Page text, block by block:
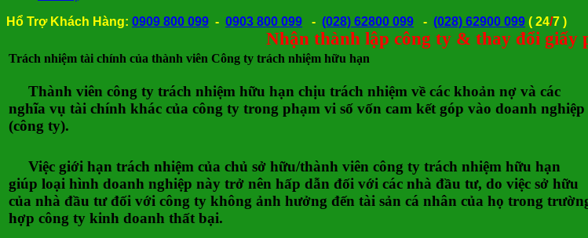
Hổ Trợ Khách Hàng: 0909 800 099 - 0903 800 099 - (028) 62800 099 - (028) 62900 099 ( 24/7 )
Nhận thành lập công ty & thay đổi giấy
Trách nhiệm tài chính của thành viên Công ty trách nhiệm hữu hạn
Thành viên công ty trách nhiệm hữu hạn chịu trách nhiệm về các khoản nợ và các
nghĩa vụ tài chính khác của công ty trong phạm vi số vốn cam kết góp vào doanh nghiệp
(công ty).
Việc giới hạn trách nhiệm của chủ sở hữu/thành viên công ty trách nhiệm hữu hạn
giúp loại hình doanh nghiệp này trở nên hấp dẫn đối với các nhà đầu tư, do việc sở hữu
của nhà đầu tư đối với công ty không ảnh hưởng đến tài sản cá nhân của họ trong
hợp công ty kinh doanh thất bại.